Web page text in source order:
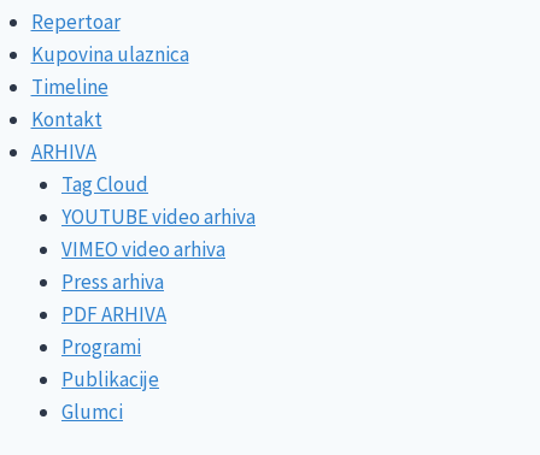
Repertoar
Kupovina ulaznica
Timeline
Kontakt
ARHIVA
Tag Cloud
YOUTUBE video arhiva
VIMEO video arhiva
Press arhiva
PDF ARHIVA
Programi
Publikacije
Glumci